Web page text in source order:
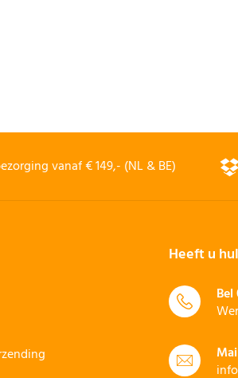
vanaf € 149,- (NL & BE)
Heeft u
Bel